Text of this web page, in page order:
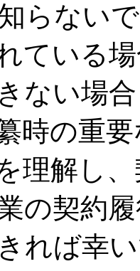
らない
ている
ない場
時の重
理解し
の契約
れば幸